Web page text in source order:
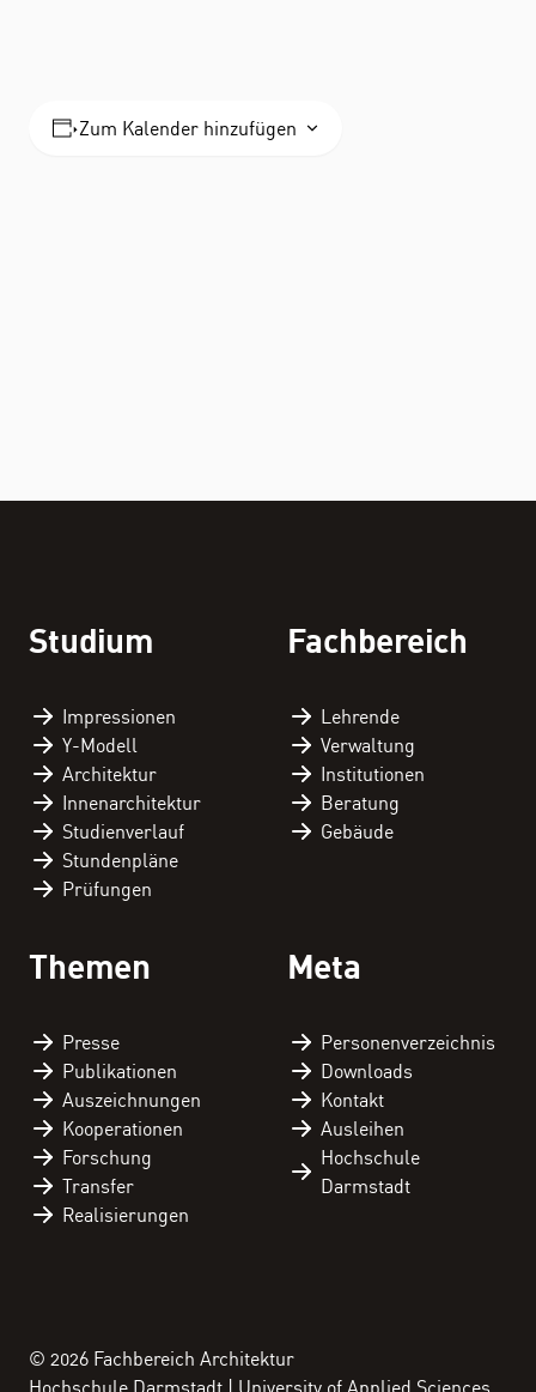
Downloads
Kontakt
Zum Kalender hinzufügen
Studium
Impressionen
Y-Modell
Architektur
Innenarchitektur
Studienverlauf
Stundenpläne
Prüfungen
Fachbereich
Lehrende
Verwaltung
Institutionen
Beratung
Gebäude
Themen
Presse
Publikationen
Auszeichnungen
Kooperationen
Forschung
Transfer
Realisierungen
Meta
Personen­verzeichnis
Downloads
Kontakt
Ausleihen
Hochschule
Darmstadt
© 2026 Fachbereich Architektur
Hochschule Darmstadt | University of Applied Sciences